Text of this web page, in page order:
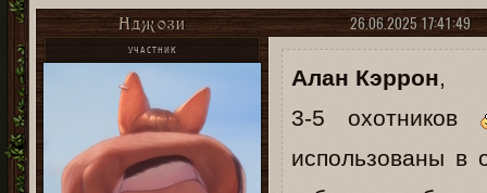
26.06.2025 17:41:49
Нджози
УЧАСТНИК
Алан Кэррон,
3-5 охотников
использованы в